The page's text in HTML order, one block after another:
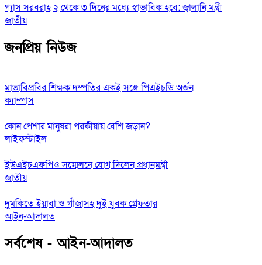
গ্যাস সরবরাহ ২ থেকে ৩ দিনের মধ্যে স্বাভাবিক হবে: জ্বালানি মন্ত্রী
জাতীয়
জনপ্রিয় নিউজ
মাভাবিপ্রবির শিক্ষক দম্পতির একই সঙ্গে পিএইচডি অর্জন
ক্যাম্পাস
কোন পেশার মানুষরা পরকীয়ায় বেশি জড়ান?
লাইফস্টাইল
ইউএইচএফপিও সম্মেলনে যোগ দিলেন প্রধানমন্ত্রী
জাতীয়
দুমকিতে ইয়াবা ও গাঁজাসহ দুই যুবক গ্রেফতার
আইন-আদালত
সর্বশেষ - আইন-আদালত